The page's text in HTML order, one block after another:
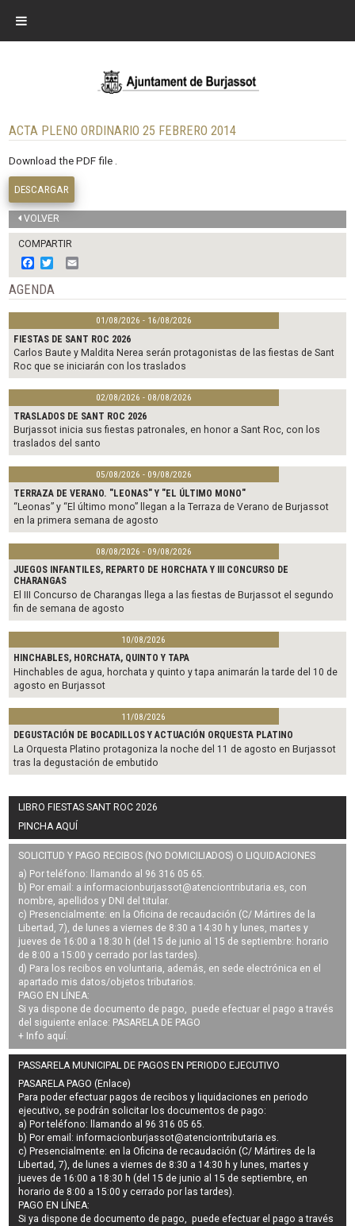
ACTA PLENO ORDINARIO 25 FEBRERO 2014
Download the PDF file .
DESCARGAR
VOLVER
COMPARTIR
F
a
c
e
b
o
o
k
w
i
t
t
e
r
m
i
l
AGENDA
01/08/2026 - 16/08/2026
FIESTAS DE SANT ROC 2026
Carlos Baute y Maldita Nerea serán protagonistas de las fiestas de Sant
Roc que se iniciarán con los traslados
02/08/2026 - 08/08/2026
TRASLADOS DE SANT ROC 2026
Burjassot inicia sus fiestas patronales, en honor a Sant Roc, con los
traslados del santo
05/08/2026 - 09/08/2026
TERRAZA DE VERANO. "LEONAS" Y "EL ÚLTIMO MONO"
“Leonas” y “El último mono” llegan a la Terraza de Verano de Burjassot
en la primera semana de agosto
08/08/2026 - 09/08/2026
JUEGOS INFANTILES, REPARTO DE HORCHATA Y III CONCURSO DE
CHARANGAS
El III Concurso de Charangas llega a las fiestas de Burjassot el segundo
fin de semana de agosto
10/08/2026
HINCHABLES, HORCHATA, QUINTO Y TAPA
Hinchables de agua, horchata y quinto y tapa animarán la tarde del 10 de
agosto en Burjassot
11/08/2026
DEGUSTACIÓN DE BOCADILLOS Y ACTUACIÓN ORQUESTA PLATINO
La Orquesta Platino protagoniza la noche del 11 de agosto en Burjassot
tras la degustación de embutido
LIBRO FIESTAS SANT ROC 2026
PINCHA AQUÍ
SOLICITUD Y PAGO RECIBOS (NO DOMICILIADOS) O LIQUIDACIONES
a) Por teléfono: llamando al 96 316 05 65.
b) Por email: a informacionburjassot@atenciontributaria.es, con
nombre, apellidos y DNI del titular.
c) Presencialmente: en la Oficina de recaudación (C/ Mártires de la
Libertad, 7), de lunes a viernes de 8:30 a 14:30 h y lunes, martes y
jueves de 16:00 a 18:30 h (del 15 de junio al 15 de septiembre: horario
de 8:00 a 15:00 y cerrado por las tardes).
d) Para los recibos en voluntaria, además, en sede electrónica en el
apartado mis datos/objetos tributarios.
PAGO EN LÍNEA:
Si ya dispone de documento de pago, puede efectuar el pago a través
del siguiente enlace: PASARELA DE PAGO
+ Info aquí.
PASSARELA MUNICIPAL DE PAGOS EN PERIODO EJECUTIVO
PASARELA PAGO (Enlace)
Para poder efectuar pagos derecibos y liquidaciones en periodo
ejecutivo, se podrán solicitar los documentos de pago:
a) Por teléfono: llamando al 96 316 05 65.
b) Por email:informacionburjassot@atenciontributaria.es.
c) Presencialmente: en la Oficina de recaudación (C/ Mártires de la
Libertad, 7), de lunes a viernes de 8:30 a 14:30 h y lunes, martes y
jueves de 16:00 a 18:30 h (del 15 de junio al 15 de septiembre, en
horario de 8:00 a 15:00 y cerrado por las tardes).
PAGO EN LÍNEA:
Si ya dispone de documento de pago, puede efectuar el pago a través